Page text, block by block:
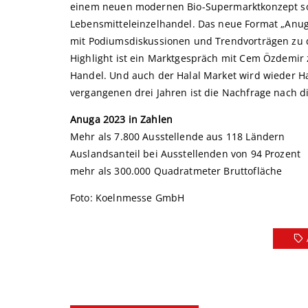
einem neuen modernen Bio-Supermarktkonzept
Lebensmitteleinzelhandel. Das neue Format
mit Podiumsdiskussionen und Trendvorträgen
Highlight ist ein Marktgespräch mit Cem
Handel. Und auch der Halal Market wird wieder
vergangenen drei Jahren ist die Nachfrage nach
Anuga 2023 in Zahlen
Mehr als 7.800 Ausstellende aus 118 Ländern
Auslandsanteil bei Ausstellenden von 94 Prozent
mehr als 300.000 Quadratmeter Bruttofläche
Foto: Koelnmesse GmbH